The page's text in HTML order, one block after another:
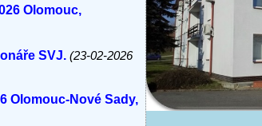
Olomouc,
SVJ. (23-02-2026
Olomouc-Nové Sady,